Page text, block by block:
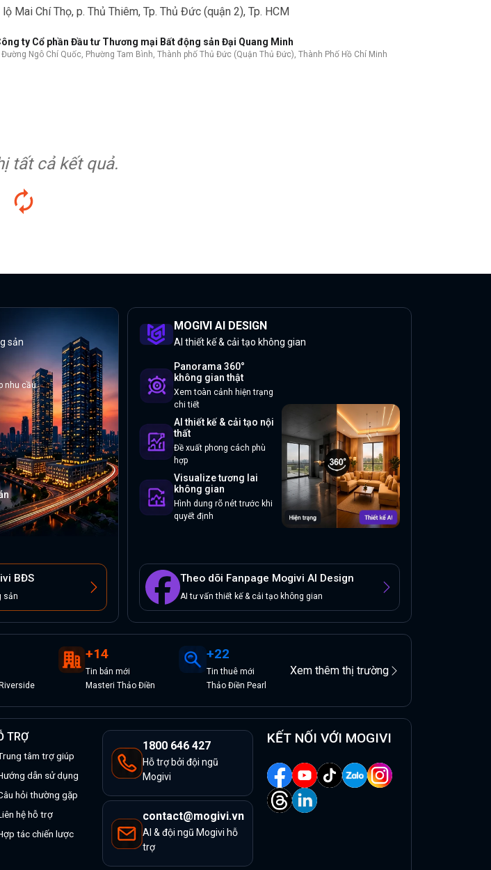
Mai Chí Thọ, p. Thủ Thiêm, Tp. Thủ Đức (quận 2), Tp. HCM
ty Cổ phần Đầu tư Thương mại Bất động sản Đại Quang Minh
Đường Ngô Chí Quốc, Phường Tam Bình, Thành phố Thủ Đức (Quận Thủ Đức), Thành Phố Hồ Chí Minh
tất cả kết quả.
sản
nhu cầu
BĐS
sản
MOGIVI AI DESIGN
AI thiết kế & cải tạo không gian
Panorama 360°
không gian thật
Xem toàn cảnh hiện trạng
chi tiết
AI thiết kế & cải tạo nội
thất
Đề xuất phong cách phù
hợp
Visualize tương lai
không gian
Hình dung rõ nét trước khi
quyết định
Theo dõi Fanpage Mogivi AI Design
AI tư vấn thiết kế & cải tạo không gian
+14
Tin bán mới
Masteri Thảo Điền
+22
Tinthuê mới
Thảo Điền Pearl
Xem thêm thị trường
TRỢ
tâm trợ giúp
dẫn sử dụng
hỏi thường gặp
hệ hỗ trợ
tác chiến lược
1800 646 427
Hỗ trợ bởi đội ngũ
Mogivi
contact@mogivi.vn
AI & đội ngũ Mogivi hỗ
trợ
KẾT NỐI VỚI MOGIVI